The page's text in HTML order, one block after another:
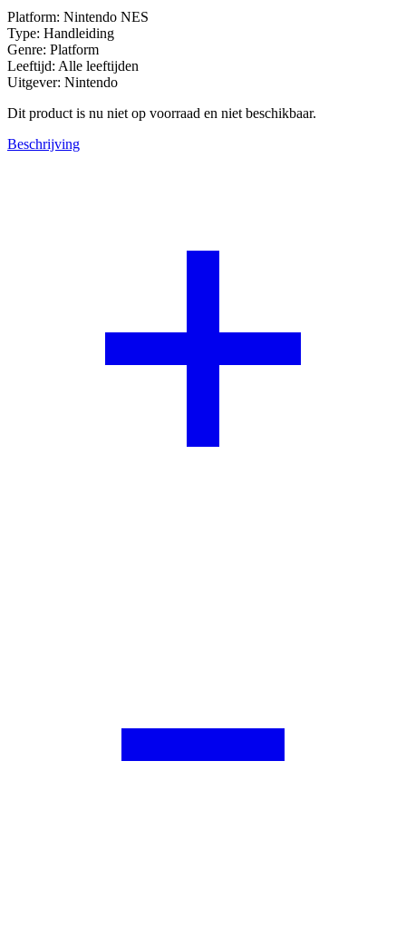
Platform: Nintendo NES
Type: Handleiding
Genre: Platform
Leeftijd: Alle leeftijden
Uitgever: Nintendo
Dit product is nu niet op voorraad en niet beschikbaar.
Beschrijving